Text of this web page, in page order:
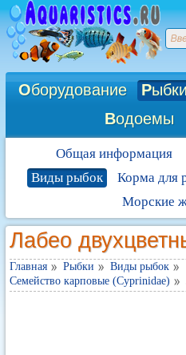
Оборудование Рыбки
Водоемы
Общая информация
Виды рыбок
Корма для
Морские
Лабео
Главная Рыбки
Виды рыбок
Семейство карповые (Cyprinidae)